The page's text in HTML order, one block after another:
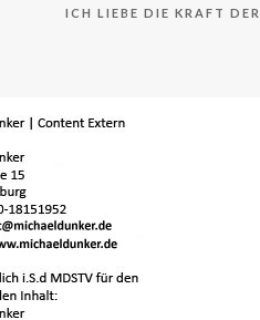
ICH LIEBE DIE KRAFT